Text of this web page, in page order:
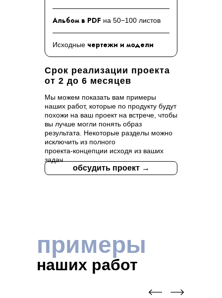
Исходные чертежи и модели
Альбом в PDF на 50−100 листов
обсудить проект →
Мы можем показать вам примеры
наших работ, которые по продукту будут
похожи на ваш проект на встрече, чтобы
вы лучше могли понять образ
результата. Некоторые разделы можно
исключить из полного
проекта‑концепции исходя из ваших
задач
Срок реализации проекта
от 2 до 6 месяцев
наших работ
примеры